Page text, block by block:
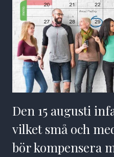
Den 15 augusti
vilket små och
bör kompensera